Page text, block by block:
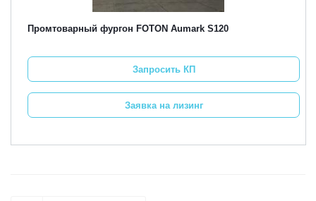
Промтоварный фургон FOTON Aumark S120
Запросить КП
Заявка на лизинг